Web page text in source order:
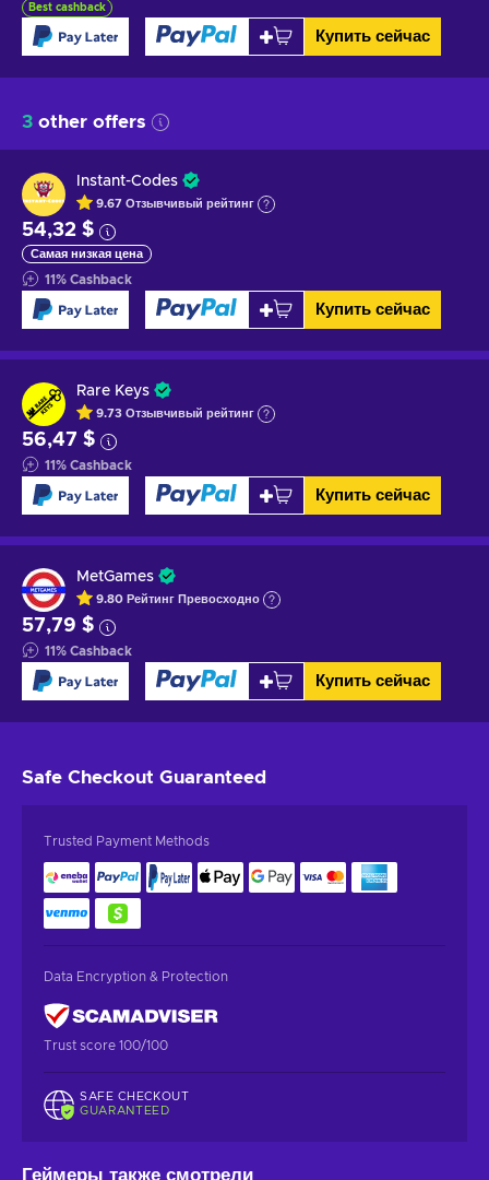
Best cashback
Купить сейчас
3 other offers
Instant-Codes
9.67 Отзывчивый рейтинг
54,32 $
Самая низкая цена
11% Cashback
Купить сейчас
Rare Keys
9.73 Отзывчивый рейтинг
56,47 $
11% Cashback
Купить сейчас
MetGames
9.80 Рейтинг Превосходно
57,79 $
11% Cashback
Купить сейчас
Safe Checkout Guaranteed
Trusted Payment Methods
Data Encryption & Protection
Trust score 100/100
SAFE CHECKOUT
GUARANTEED
Геймеры также смотрели